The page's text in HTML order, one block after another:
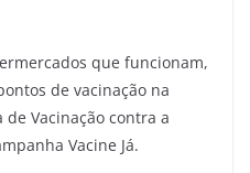
que funcionam,
de vacinação na
Vacinação contra a
Vacine Já.